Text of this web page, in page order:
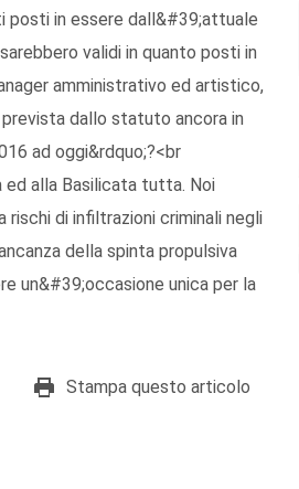
posti in essere dall&#39;attuale
validi in quanto posti in
amministrativo ed artistico,
dallo statuto ancora in
ad oggi&rdquo;?<br
ed alla Basilicata tutta. Noi
di infiltrazioni criminali negli
della spinta propulsiva
un&#39;occasione unica per la
Stampa questo articolo